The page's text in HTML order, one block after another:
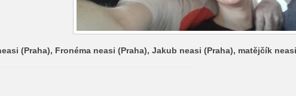
(Praha), Fronéma neasi (Praha), Jakub neasi (Praha), matějčík